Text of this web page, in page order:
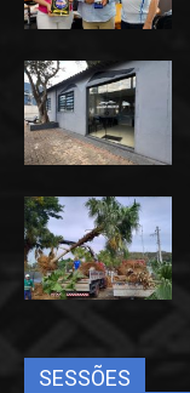
SESSÕES